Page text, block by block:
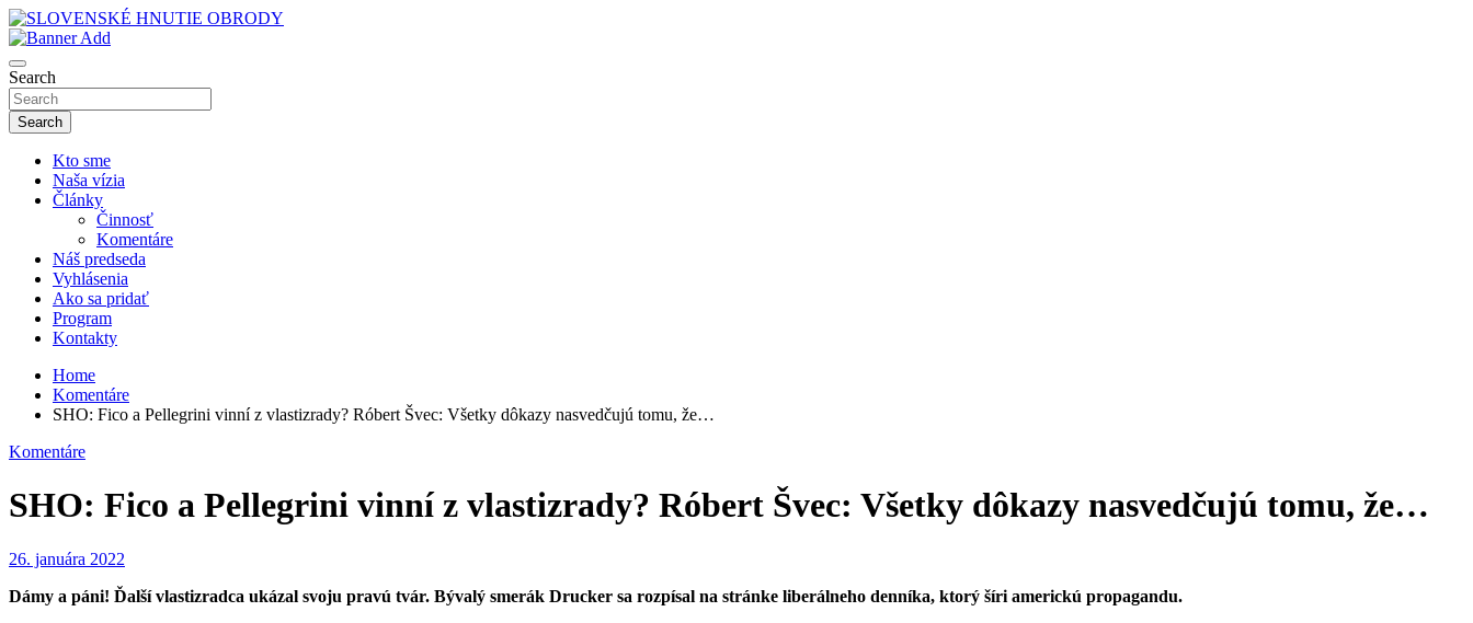
Skip
to
content
SLOVENSKÉ HNUTIE OBRODY
Search
Search
Kto sme
Naša vízia
Články
Činnosť
Komentáre
Náš predseda
Vyhlásenia
Ako sa pridať
Program
Kontakty
Home
Komentáre
SHO: Fico a Pellegrini vinní z vlastizrady? Róbert Švec: Všetky dôkazy nasvedčujú tomu, že…
Komentáre
SHO: Fico a Pellegrini vinní z vlastizrady? Róbert Švec: Všetky dôkazy nasvedčujú tomu, že…
26. januára 2022
Dámy a páni! Ďalší vlastizradca ukázal svoju pravú tvár. Bývalý smerák Drucker sa rozpísal na stránke liberálneho denníka, ktorý šíri americkú propagandu.